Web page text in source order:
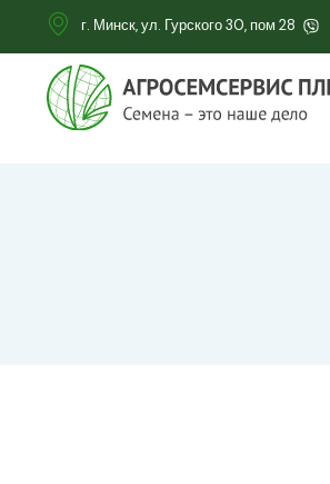
г. Минск, ул. Гурского 30, пом 28